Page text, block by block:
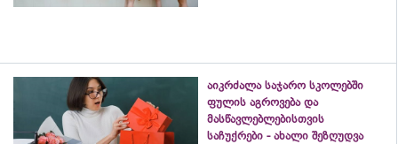
აიკრძალა საჯარო სკოლებში
ფულის აგროვება და
მასწავლებლებისთვის
საჩუქრები - ახალი შეზღუდვა